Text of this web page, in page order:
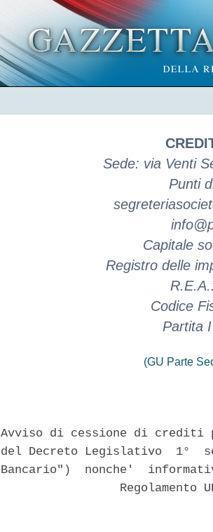
Sede: via Venti
Punti
Capitale
Registro delle
Codice
Partita
(GU Parte
Avviso di cessione di
del Decreto Legislativo  1°
Bancario")  nonche'
Regolamento